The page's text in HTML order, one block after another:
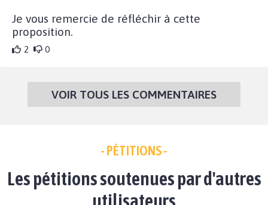
Je vous remercie de réfléchir à cette
proposition.
2 0
VOIR TOUS LES COMMENTAIRES
- PÉTITIONS -
Les pétitions soutenues par d'autres